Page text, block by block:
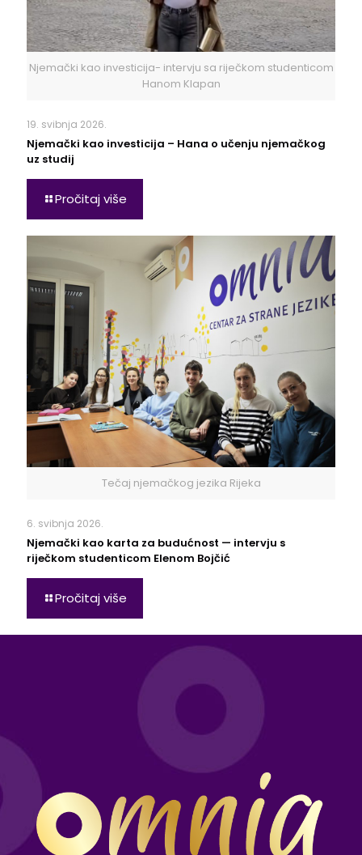
Njemački kao investicija- intervju sa riječkom studenticom
Hanom Klapan
19. svibnja 2026.
Njemački kao investicija – Hana o učenju njemačkog
uz studij
Pročitaj više
Tečaj njemačkog jezika Rijeka
6. svibnja 2026.
Njemački kao karta za budućnost — intervju s
riječkom studenticom Elenom Bojčić
Pročitaj više